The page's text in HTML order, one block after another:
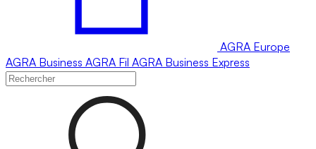
AGRA Europe
AGRA Business AGRA Fil AGRA Business Express